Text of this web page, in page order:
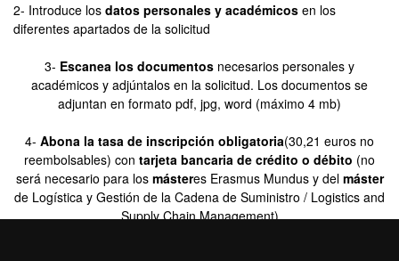
2- Introduce los datos personales y académicos en los
diferentes apartados de la solicitud
3- Escanea los documentos necesarios personales y
académicos y adjúntalos en la solicitud. Los documentos se
adjuntan en formato pdf, jpg, word (máximo 4 mb)
4- Abona la tasa de inscripción obligatoria(30,21 euros no
reembolsables) con tarjeta bancaria de crédito o débito (no
será necesario para los másteres Erasmus Mundus y del máster
de Logística y Gestión de la Cadena de Suministro / Logistics and
Supply Chain Management)